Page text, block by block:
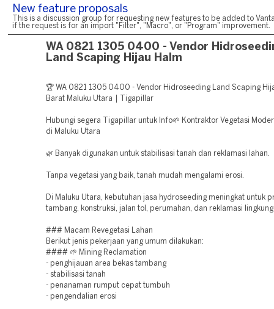
New feature proposals
This is a discussion group for requesting new features to be added to
if the request is for an import "Filter", "Macro", or "Program" improvement.
WA 0821 1305 0400 - Vendor
Land Scaping Hijau Halm
🏆 WA 0821 1305 0400 - Vendor Hidroseeding Land Scaping
Barat Maluku Utara | Tigapillar
Hubungi segera Tigapillar untuk Info🌱 Kontraktor Vegetasi
di Maluku Utara
🌿 Banyak digunakan untuk stabilisasi tanah dan reklamasi lahan.
Tanpa vegetasi yang baik, tanah mudah mengalami erosi.
Di Maluku Utara, kebutuhan jasa hydroseeding meningkat untuk
tambang, konstruksi, jalan tol, perumahan, dan reklamasi
### Macam Revegetasi Lahan
Berikut jenis pekerjaan yang umum dilakukan:
#### 🌱 Mining Reclamation
- penghijauan area bekas tambang
- stabilisasi tanah
- penanaman rumput cepat tumbuh
- pengendalian erosi